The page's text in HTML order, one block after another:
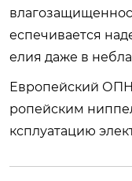
еспечивается
елия даже в
Европейский ОПН
ропейским
ксплуатацию